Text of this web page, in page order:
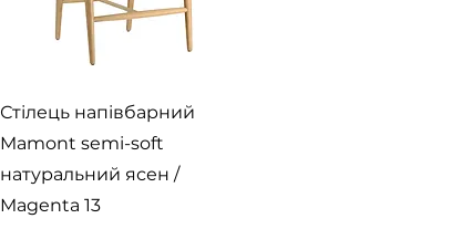
Швидкий перегляд
Стілець напівбарний
Mamont semi-soft
натуральний ясен /
Magenta 13